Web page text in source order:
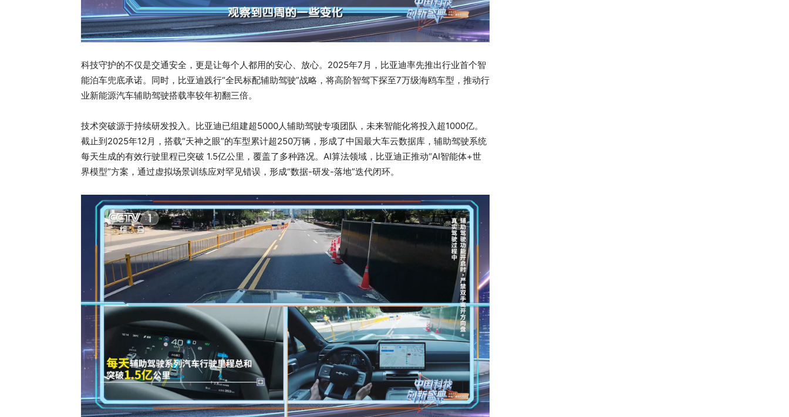
科技守护的不仅是交通安全，更是让每个人都用的安心、放心。2025年7月，比亚迪率先推出行业首个智
能泊车兜底承诺。同时，比亚迪践行“全民标配辅助驾驶”战略，将高阶智驾下探至7万级海鸥车型，推动行
业新能源汽车辅助驾驶搭载率较年初翻三倍。
技术突破源于持续研发投入。比亚迪已组建超5000人辅助驾驶专项团队，未来智能化将投入超1000亿。
截止到2025年12月，搭载“天神之眼”的车型累计超250万辆，形成了中国最大车云数据库，辅助驾驶系统
每天生成的有效行驶里程已突破 1.5亿公里，覆盖了多种路况。AI算法领域，比亚迪正推动“AI智能体+世
界模型”方案，通过虚拟场景训练应对罕见错误，形成“数据-研发-落地”迭代闭环。